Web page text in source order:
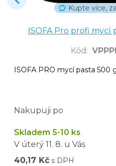
Kupte více,
ISOFA Pro profi mycí
Kód :
ISOFA PRO mycí pasta 500
Nakupuji po
Skladem 5-10 ks
V úterý 11. 8. u Vás
40,17 Kč s DPH